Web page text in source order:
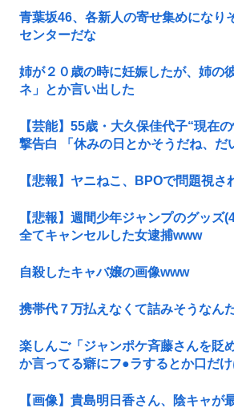
青葉坂46、各新人の寄せ集めになり
センターだな
姉が２０歳の時に妊娠したが、姉の
ネ」とか言い出した
【芸能】55歳・大久保佳代子“現在
撃告白 「休みの日とかそうだね、だ
【悲報】ヤニねこ、BPOで問題視さ
【悲報】週間少年ジャンプのグッズ
全てキャンセルした女逮捕www
自殺したキャバ嬢の画像www
携帯代７万払えなくて詰みそうな
楽しんご「ジャンポケ斉藤さんを貶
か言ってる癖にフ●ラするとか口だ
【画像】貴島明日香さん、陰キャが